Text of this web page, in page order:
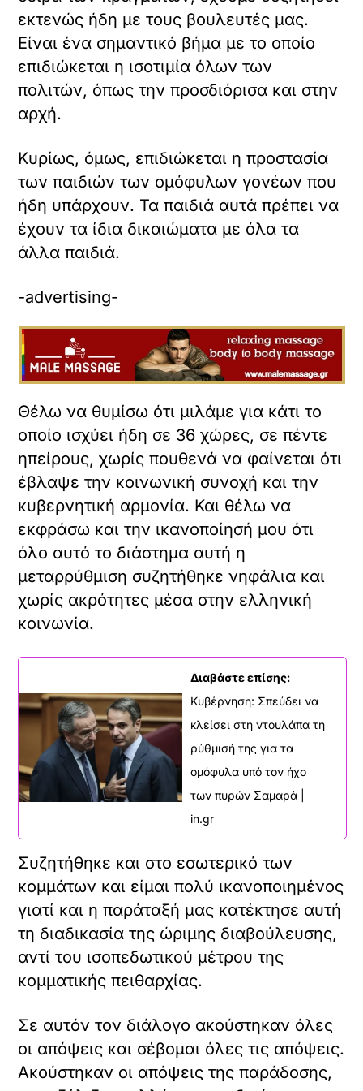
αντί του ισοπεδωτικού μέτρου της
κομματικής πειθαρχίας.
Σε αυτόν τον διάλογο ακούστηκαν όλες
οι απόψεις και σέβομαι όλες τις απόψεις.
Ακούστηκαν οι απόψεις της παράδοσης,
πλευράς που πιστεύω ότι εντάσσει την
παράδοση στην εξέλιξη.
Ακούστηκαν όμως και φωνές που δεν
είχαν ακουστεί μέχρι σήμερα, κυρίως
επιτέλους να κοιμούνται ήσυχοι το
βράδυ, απαλλαγμένοι από το φόβο ότι
αν τους συμβεί κάτι, το παιδί τους δεν θα
καταλήξει στον άλλο γονέα αλλά θα
βρεθεί σε κάποιο ίδρυμα.
Διαβάστε επίσης:
Όταν το ποδόσφαιρο
ανοίγει τις πόρτες του
σε όλους - ΤΑ ΝΕΑ
Και είναι επίσης πολύ σημαντικό ότι στα
πλαίσια αυτού του δημόσιου διαλόγου
εξηγήθηκε, πιστεύω λεπτομερώς, τι δεν
ισχύον πλαίσιο της παρένθετης κύησης,
δεν το επεκτείνει ουσιαστικά στα
ομόφυλα ζευγάρια και αποκλείει τους
χαρακτηρισμούς «Γονέας 1» και «Γονέας
2». Γιατί -θέλω να το τονίσω- η Ελλάδα
δεν θα γίνει ένα εργαστήρι πολιτικών
που δεν εφαρμόζονται παρά μόνο σε
ελάχιστες χώρες του κόσμου.
Με λίγα λόγια, η νέα ρύθμιση προσθέτει
δικαιώματα σε μερικούς, χωρίς, όμως, να
αφαιρεί κανένα δικαίωμα από τους
πολλούς. Είναι κάτι που απαιτεί,
άλλωστε, και η ευαισθησία της
Δημοκρατίας μας, στην οποία δεν
επιτρέπεται να υπάρχουν πολίτες δύο
κατηγοριών και σίγουρα δεν επιτρέπεται
να υπάρχουν «παιδιά ενός κατώτερου
θεού».